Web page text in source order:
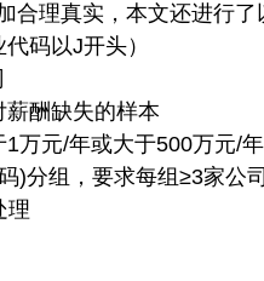
理真实，本文还进行了
码以J开头）
酬缺失的样本
元/年或大于500万元/年
分组，要求每组≥3家公司
理